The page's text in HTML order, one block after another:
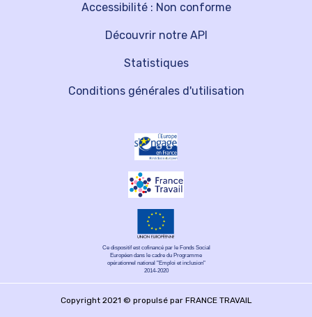
Découvrir notre API
Statistiques
Accessibilité : Non conforme
Conditions générales d'utilisation
Ce dispositif est cofinancé par le Fonds Social
Européen dans le cadre du Programme
opérationnel national "Emploi et inclusion"
2014-2020
Copyright 2021 © propulsé par FRANCE TRAVAIL